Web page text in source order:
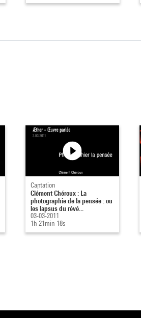
Captation
Clément Chéroux : La
photographie de la pensée : ou
les lapsus du révé...
03-03-2011
1h 21min 18s